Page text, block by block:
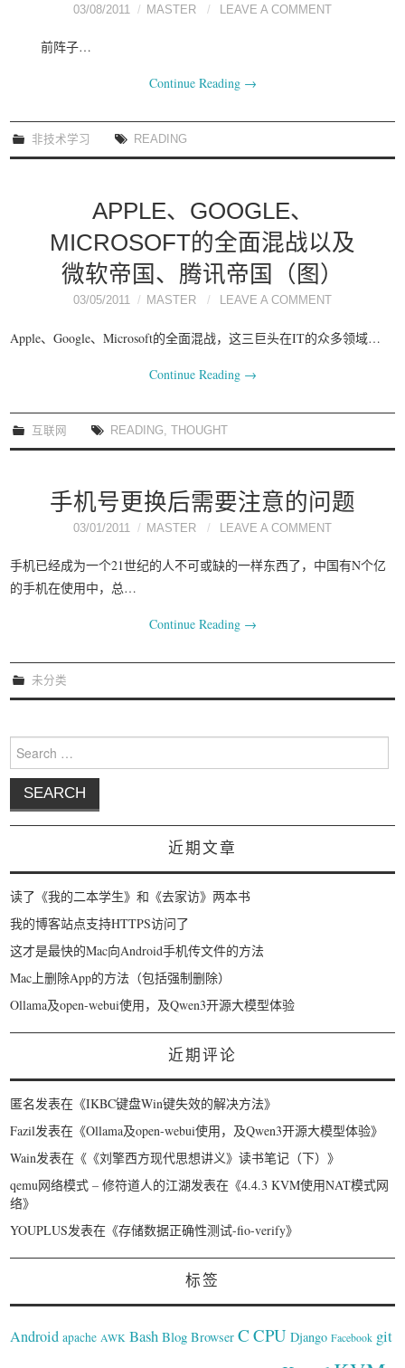
03/08/2011 MASTER LEAVE A COMMENT
前阵子…
Continue Reading →
非技术学习 READING
APPLE、GOOGLE、
MICROSOFT的全面混战以及
微软帝国、腾讯帝国（图）
03/05/2011 MASTER LEAVE A COMMENT
Apple、Google、Microsoft的全面混战，这三巨头在IT的众多领域…
Continue Reading →
互联网 READING ,THOUGHT
手机号更换后需要注意的问题
03/01/2011 MASTER LEAVE A COMMENT
手机已经成为一个21世纪的人不可或缺的一样东西了，中国有N个亿
的手机在使用中，总…
Continue Reading →
未分类
Search for:
近期文章
读了《我的二本学生》和《去家访》两本书
我的博客站点支持HTTPS访问了
这才是最快的Mac向Android手机传文件的方法
Mac上删除App的方法（包括强制删除）
Ollama及open-webui使用，及Qwen3开源大模型体验
近期评论
匿名发表在《IKBC键盘Win键失效的解决方法》
Fazil发表在《Ollama及open-webui使用，及Qwen3开源大模型体验》
Wain发表在《 《刘擎西方现代思想讲义》读书笔记（下）》
qemu网络模式 – 修符道人的江湖发表在《4.4.3 KVM使用NAT模式网
络》
YOUPLUS发表在《存储数据正确性测试-fio-verify》
标签
Android apache AWK Bash Blog Browser C CPU Django Facebook git